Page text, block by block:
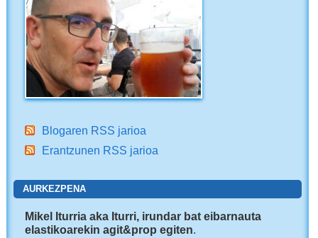
Blogaren RSS jarioa
Erantzunen RSS jarioa
AURKEZPENA
Mikel Iturria aka Iturri, irundar bat eibarnauta
elastikoarekin agit&prop egiten.